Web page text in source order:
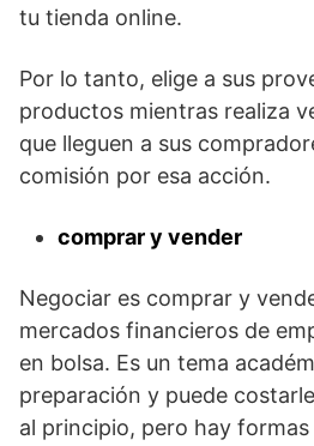
tu tienda online.
Por lo tanto, elige a sus
productos mientras realiza
que lleguen a sus
comisión por esa acción.
comprar y vender
Negociar es comprar y
mercados financieros de
en bolsa. Es un tema
preparación y puede
al principio, pero hay